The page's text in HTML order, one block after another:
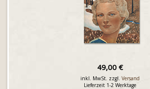
49,00 €
inkl. MwSt. zzgl. Versand
Lieferzeit 1-2 Werktage